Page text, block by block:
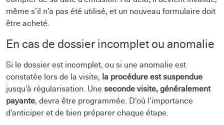
même s’il n’a pas été utilisé, et un nouveau formulaire doit
être acheté.
En cas de dossier incomplet ou anomalie
Si le dossier est incomplet, ou si une anomalie est
constatée lors de la visite, la procédure est suspendue
jusqu’à régularisation. Une seconde visite, généralement
payante, devra être programmée. D’où l’importance
d’anticiper et de bien préparer chaque étape.